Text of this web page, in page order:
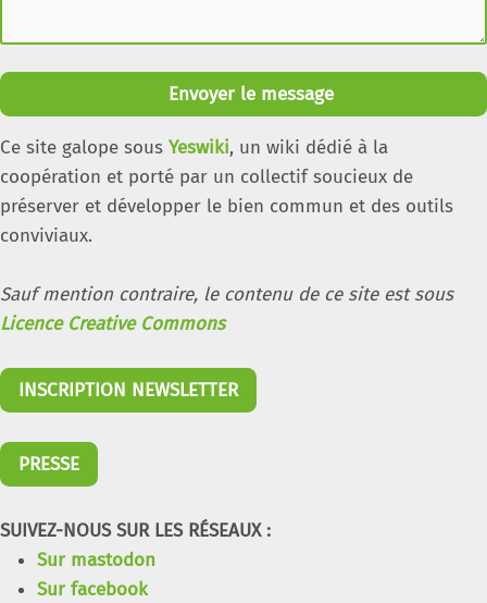
Envoyer le message
Ce site galope sous Yeswiki, un wiki dédié à la
coopération et porté par un collectif soucieux de
préserver et développer le bien commun et des outils
conviviaux.
Sauf mention contraire, le contenu de ce site est sous
Licence Creative Commons
INSCRIPTION NEWSLETTER
PRESSE
SUIVEZ-NOUS SUR LES RÉSEAUX :
Sur mastodon
Sur facebook